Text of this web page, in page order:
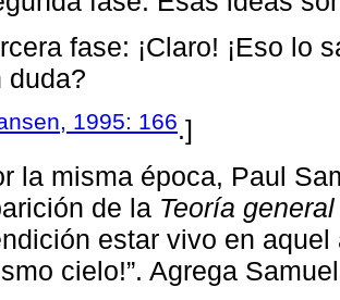
fase: ¡Claro! ¡Eso lo
duda?
1995: 166.]
la misma época, Paul
de la Teoría general
estar vivo en aquel
cielo!”. Agrega